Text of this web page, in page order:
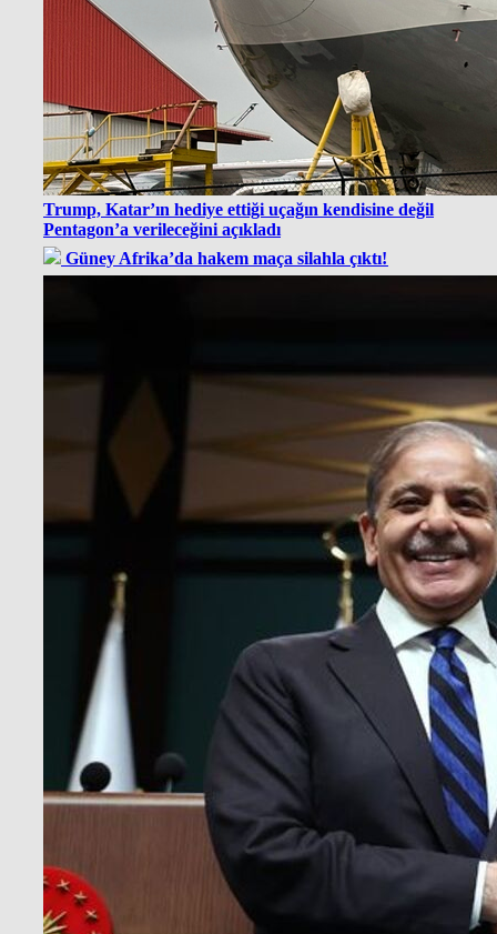
Trump, Katar’ın hediye ettiği uçağın kendisine değil
Pentagon’a verileceğini açıkladı
Güney Afrika’da hakem maça silahla çıktı!